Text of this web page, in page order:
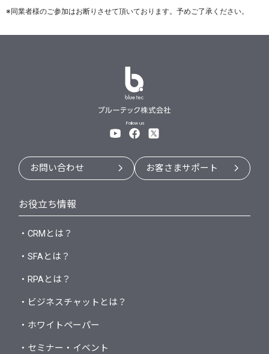
※同業者様のご参加はお断りさせて頂いております。予めご了承ください。
Follow us
お問い合わせ お客さまサポート
お役立ち情報
・CRMとは？
・SFAとは？
・RPAとは？
・ビジネスチャットとは？
・ホワイトペーパー
・セミナー・イベント